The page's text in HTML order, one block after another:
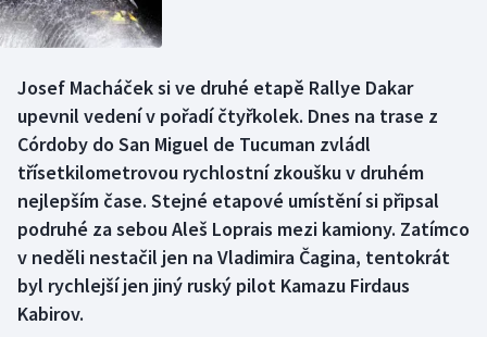
Boby a skeleton
Curling
Dostihy
Florbal
Futsal
Golf
AZ kvíz
Josef Macháček si ve druhé etapě Rallye Dakar
upevnil vedení v pořadí čtyřkolek. Dnes na trase z
Córdoby do San Miguel de Tucuman zvládl
třísetkilometrovou rychlostní zkoušku v druhém
nejlepším čase. Stejné etapové umístění si připsal
podruhé za sebou Aleš Loprais mezi kamiony. Zatímco
v neděli nestačil jen na Vladimira Čagina, tentokrát
byl rychlejší jen jiný ruský pilot Kamazu Firdaus
Kabirov.